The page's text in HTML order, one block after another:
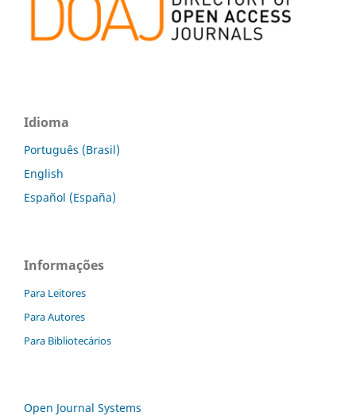
Idioma
Português (Brasil)
English
Español (España)
Informações
Para Leitores
Para Autores
Para Bibliotecários
Open Journal Systems